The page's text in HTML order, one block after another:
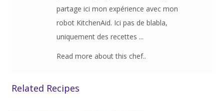
partage ici mon expérience avec mon
robot KitchenAid. Ici pas de blabla,
uniquement des recettes ...
Read more about this chef..
Related Recipes